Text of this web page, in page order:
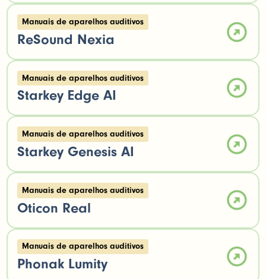
Manuais de aparelhos auditivos
ReSound Nexia
Manuais de aparelhos auditivos
Starkey Edge AI
Manuais de aparelhos auditivos
Starkey Genesis AI
Manuais de aparelhos auditivos
Oticon Real
Manuais de aparelhos auditivos
Phonak Lumity